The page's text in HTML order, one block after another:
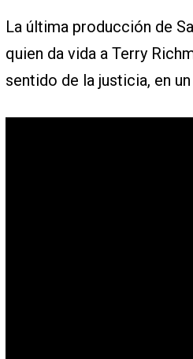
La última producción de
quien da vida a Terry
sentido de la justicia, en